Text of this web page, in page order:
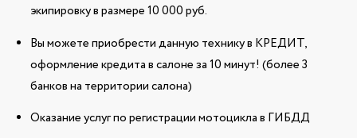
экипировку в размере 10 000 руб.
Вы можете приобрести данную технику в КРЕДИТ,
оформление кредита в салоне за 10 минут! (более 3
банков на территории салона)
Оказание услуг по регистрации мотоцикла в ГИБДД